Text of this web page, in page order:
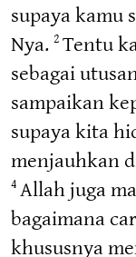
supaya kamu
Nya. 2 Tentu
sebagai
sampaikan
supaya kita
menjauhkan
4 Allah juga
bagaimana
khususnya